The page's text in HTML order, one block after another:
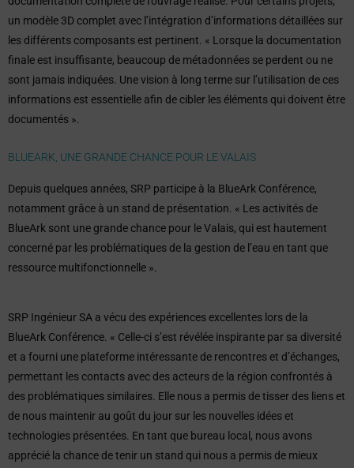
un modèle 3D complet avec l’intégration d’informations détaillées sur
les différents composants est pertinent. « Lorsque la documentation
finale est insuffisante, beaucoup de métadonnées se perdent ou ne
sont jamais indiquées. Une vision à long terme sur l’utilisation de ces
informations est essentielle afin de cibler les éléments qui doivent être
documentés ».
BLUEARK, UNE GRANDE CHANCE POUR LE VALAIS
Depuis quelques années, SRP participe à la BlueArk Conférence,
notamment grâce à un stand de présentation. « Les activités de
BlueArk sont une grande chance pour le Valais, qui est hautement
concerné par les problématiques de la gestion de l’eau en tant que
ressource multifonctionnelle ».
SRP Ingénieur SA a vécu des expériences excellentes lors de la
BlueArk Conférence. « Celle-ci s’est révélée inspirante par sa diversité
et a fourni une plateforme intéressante de rencontres et d’échanges,
permettant les contacts avec des acteurs de la région confrontés à
des problématiques similaires. Elle nous a permis de tisser des liens et
de nous maintenir au goût du jour sur les nouvelles idées et
technologies présentées. En tant que bureau local, nous avons
apprécié la chance de tenir un stand qui nous a permis de mieux